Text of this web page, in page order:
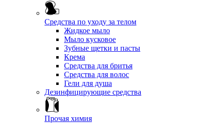
Средства по уходу за телом
Жидкое мыло
Мыло кусковое
Зубные щетки и пасты
Крема
Средства для бритья
Средства для волос
Гели для душа
Дезинфицирующие средства
Прочая химия